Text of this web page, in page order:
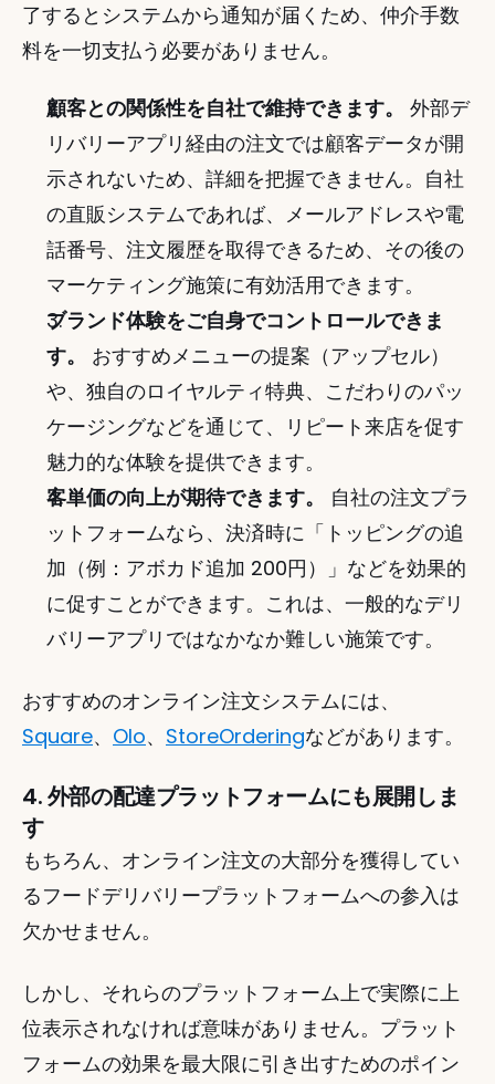
了するとシステムから通知が届くため、仲介手数
料を一切支払う必要がありません。
顧客との関係性を自社で維持できます。
外部デ
リバリーアプリ経由の注文では顧客データが開
示されないため、詳細を把握できません。自社
の直販システムであれば、メールアドレスや電
話番号、注文履歴を取得できるため、その後の
マーケティング施策に有効活用できます。
ブランド体験をご自身でコントロールできま
す。
おすすめメニューの提案（アップセル）
や、独自のロイヤルティ特典、こだわりのパッ
ケージングなどを通じて、リピート来店を促す
魅力的な体験を提供できます。
客単価の向上が期待できます。
自社の注文プラ
ットフォームなら、決済時に「トッピングの追
加（例：アボカド追加 200円）」などを効果的
に促すことができます。これは、一般的なデリ
バリーアプリではなかなか難しい施策です。
おすすめのオンライン注文システムには、
Square、 Olo、 StoreOrderingなどがあります。
4. 外部の配達プラットフォームにも展開しま
す
もちろん、オンライン注文の大部分を獲得してい
るフードデリバリープラットフォームへの参入は
欠かせません。
しかし、それらのプラットフォーム上で実際に上
位表示されなければ意味がありません。プラット
フォームの効果を最大限に引き出すためのポイン